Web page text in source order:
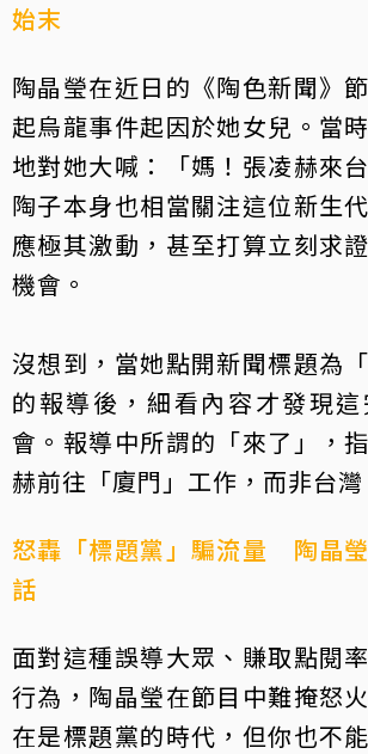
始末
陶晶瑩在近日的《陶色新聞》
起烏龍事件起因於她女兒。當
地對她大喊：「媽！張凌赫來
陶子本身也相當關注這位新生
應極其激動，甚至打算立刻求
機會。
沒想到，當她點開新聞標題為「
的報導後，細看內容才發現
會。報導中所謂的「來了」，
赫前往「廈門」工作，而非台灣
怒轟「標題黨」騙流量 陶晶
話
面對這種誤導大眾、賺取點閱率
行為，陶晶瑩在節目中難掩怒
在是標題黨的時代，但你也不